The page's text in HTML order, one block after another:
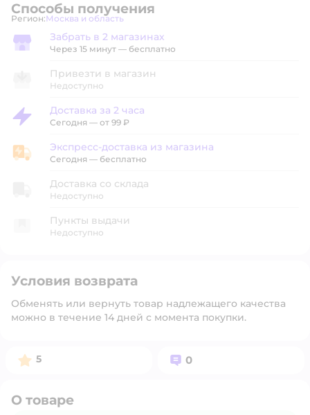
Способы получения
Регион: Выбор адреса доставки.
Москва и область
Забрать в магазине
Забрать в 2 магазинах
Через 15 минут — бесплатно
Привезти в магазин
Недоступно
Доставка за 2 часа
Доставка за 2 часа
Сегодня — от 99 ₽
Экспресс-доставка из магазина
Экспресс-доставка из магазина
Сегодня — бесплатно
Доставка со склада
Недоступно
Пункты выдачи
Недоступно
Условия возврата
Обменять или вернуть товар надлежащего качества
можно в течение 14 дней с момента покупки.
Рейтинг:
5 Вопросов:
0
О товаре